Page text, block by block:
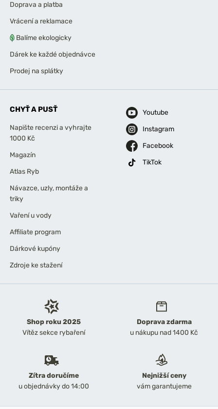
Shop roku 2025
Vítěz sekce rybaření
Doprava zdarma
u nákupu nad 1400 Kč
Zítra doručíme
u objednávky do 14:00
Nejnižší ceny
vám garantujeme
Doprava a platba
Vrácení a reklamace
Balíme ekologicky
Dárek ke každé objednávce
Prodej na splátky
CHYŤ A PUSŤ
Napište recenzi a vyhrajte
1000 Kč
Magazín
Atlas Ryb
Návazce, uzly, montáže a
triky
Vaření u vody
Affiliate program
Dárkové kupóny
Zdroje ke stažení
Youtube
Instagram
Facebook
TikTok